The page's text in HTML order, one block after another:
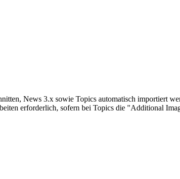
News 3.x sowie Topics automatisch importiert
erforderlich, sofern bei Topics die "Additional